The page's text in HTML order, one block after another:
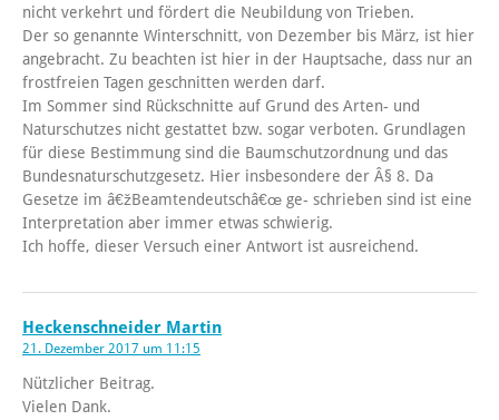
nicht verkehrt und fördert die Neubildung von Trieben.
Der so genannte Winterschnitt, von Dezember bis März, ist hier
angebracht. Zu beachten ist hier in der Hauptsache, dass nur an
frostfreien Tagen geschnitten werden darf.
Im Sommer sind Rückschnitte auf Grund des Arten- und
Naturschutzes nicht gestattet bzw. sogar verboten. Grundlagen
für diese Bestimmung sind die Baumschutzordnung und das
Bundesnaturschutzgesetz. Hier insbesondere der Â§ 8. Da
Gesetze im â€žBeamtendeutschâ€œ ge- schrieben sind ist eine
Interpretation aber immer etwas schwierig.
Ich hoffe, dieser Versuch einer Antwort ist ausreichend.
Heckenschneider Martin
21. Dezember 2017 um 11:15
Nützlicher Beitrag.
Vielen Dank.